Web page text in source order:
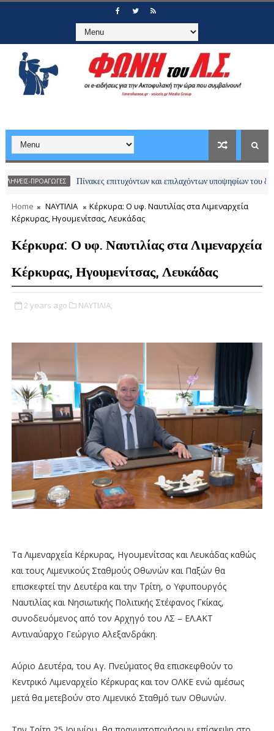
Πίνακες επιτυχόντων και επιλαχόντων υποψηφίων του
Home ΝΑΥΤΙΛΙΑ
Κέρκυρα: Ο υφ. Ναυτιλίας στα Λιμεναρχεία
Κέρκυρας, Ηγουμενίτσας, Λευκάδας
Κέρκυρα: Ο υφ. Ναυτιλίας στα Λιμεναρχεία
Κέρκυρας, Ηγουμενίτσας, Λευκάδας
2 years ago ΝΑΥΤΙΛΙΑ,
Τα Λιμεναρχεία Κέρκυρας, Ηγουμενίτσας και Λευκάδας καθώς
και τους Λιμενικούς Σταθμούς Οθωνών και Παξών θα
επισκεφτεί την Δευτέρα και την Τρίτη, ο Υφυπουργός
Ναυτιλίας και Νησιωτικής Πολιτικής Στέφανος Γκίκας,
συνοδευόμενος από τον Αρχηγό του ΛΣ – ΕΛ.ΑΚΤ
Αντιναύαρχο Γεώργιο Αλεξανδράκη.
Αύριο Δευτέρα, του Αγ. Πνεύματος θα επισκεφθούν το
Κεντρικό Λιμεναρχείο Κέρκυρας και τον ΟΛΚΕ ενώ αμέσως
μετά θα μετεβούν στο Λιμενικό Σταθμό των Οθωνών.